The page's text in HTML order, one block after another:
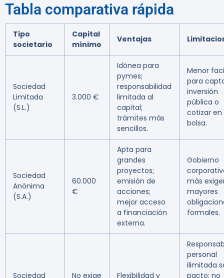
Tabla comparativa rápida
Tipo
societario
Capital
mínimo
Ventajas
Sociedad
Limitada
(S.L.)
3.000 €
Idónea para
pymes;
responsabilidad
limitada al
capital;
trámites más
sencillos.
Menor
para
inversión
pública o
cotizar en
bolsa.
Sociedad
Anónima
(S.A.)
60.000
€
Apta para
grandes
proyectos;
emisión de
acciones;
mejor acceso
a financiación
externa.
Gobierno
más
mayores
formales.
Sociedad
No exige
Flexibilidad y
personal
ilimitada
pacto; no